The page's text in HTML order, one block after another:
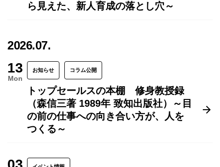
ら見えた、新人育成の落とし穴～
2026.07.
13
Mon
お知らせ コラム公開
トップセールスの本棚 修身教授録
（森信三著 1989年 致知出版社）～目
の前の仕事への向き合い方が、人を
つくる～